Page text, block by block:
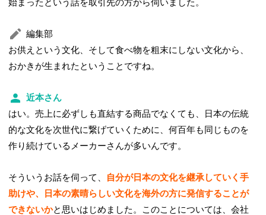
始まったという話を取引先の方から伺いました。
編集部
お供えという文化、そして食べ物を粗末にしない文化から、
おかきが生まれたということですね。
近本さん
はい。売上に必ずしも直結する商品でなくても、日本の伝統
的な文化を次世代に繋げていくために、何百年も同じものを
作り続けているメーカーさんが多いんです。
そういうお話を伺って、
自分が日本の文化を継承していく手
助けや、日本の素晴らしい文化を海外の方に発信することが
できないかと思いはじめました。このことについては、会社